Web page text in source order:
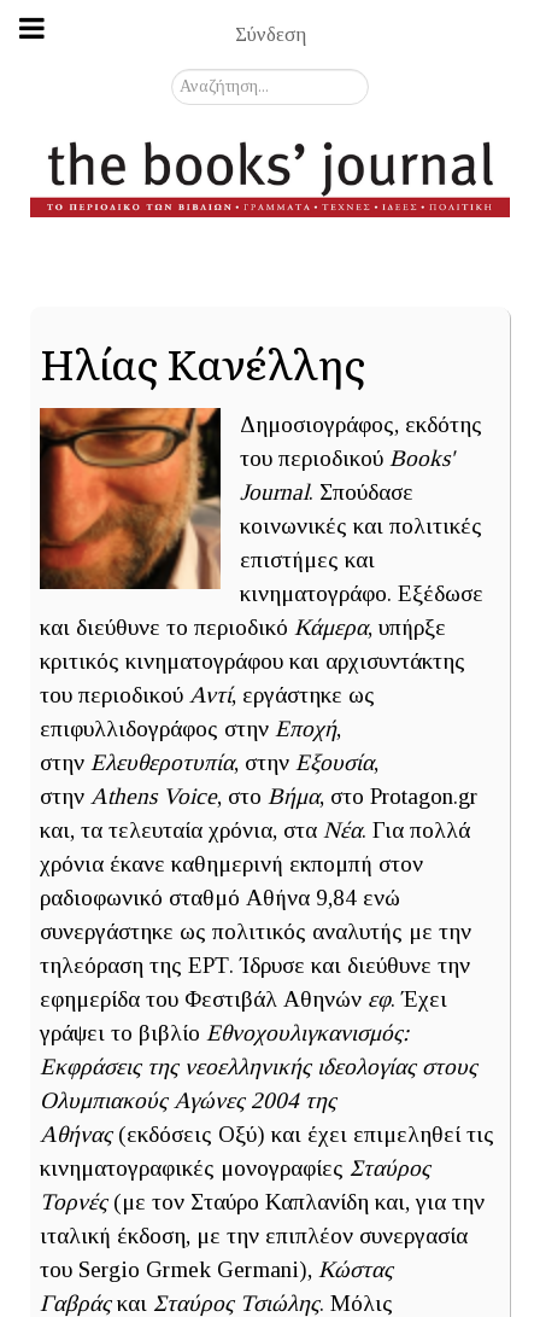
Σύνδεση
Αναζήτηση...
Ηλίας Κανέλλης
Δημοσιογράφος, εκδότης
του περιοδικού Books'
Journal. Σπούδασε
κοινωνικές και πολιτικές
επιστήμες και
κινηματογράφο. Εξέδωσε
και διεύθυνε το περιοδικό Κάμερα, υπήρξε
κριτικός κινηματογράφου και αρχισυντάκτης
του περιοδικού Αντί, εργάστηκε ως
επιφυλλιδογράφος στην Εποχή,
στην Ελευθεροτυπία, στην Εξουσία,
στην Athens Voice, στο Βήμα, στο Protagon.gr
και, τα τελευταία χρόνια, στα Νέα. Για πολλά
χρόνια έκανε καθημερινή εκπομπή στον
ραδιοφωνικό σταθμό Αθήνα 9,84 ενώ
συνεργάστηκε ως πολιτικός αναλυτής με την
τηλεόραση της ΕΡΤ. Ίδρυσε και διεύθυνε την
εφημερίδα του Φεστιβάλ Αθηνών εφ. Έχει
γράψει το βιβλίο Εθνοχουλιγκανισμός:
Εκφράσεις της νεοελληνικής ιδεολογίας στους
Ολυμπιακούς Αγώνες 2004 της
Αθήνας(εκδόσεις Οξύ) και έχει επιμεληθεί τις
κινηματογραφικές μονογραφίες Σταύρος
Τορνές(με τον Σταύρο Καπλανίδη και, για την
ιταλική έκδοση, με την επιπλέον συνεργασία
του Sergio Grmek Germani), Κώστας
Γαβράςκαι Σταύρος Τσιώλης. Μόλις